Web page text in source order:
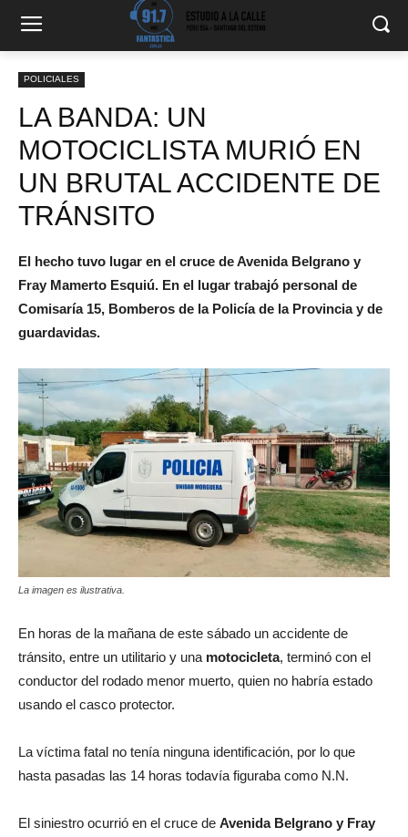
POLICIALES
LA BANDA: UN
MOTOCICLISTA MURIÓ EN
UN BRUTAL ACCIDENTE DE
TRÁNSITO
El hecho tuvo lugar en el cruce de Avenida Belgrano y
Fray Mamerto Esquiú. En el lugar trabajó personal de
Comisaría 15, Bomberos de la Policía de la Provincia y de
guardavidas.
La imagen es ilustrativa.
En horas de la mañana de este sábado un accidente de
tránsito, entre un utilitario y una motocicleta, terminó con el
conductor del rodado menor muerto, quien no habría estado
usando el casco protector.
La víctima fatal no tenía ninguna identificación, por lo que
hasta pasadas las 14 horas todavía figuraba como N.N.
El siniestro ocurrió en el cruce de Avenida Belgrano y Fray